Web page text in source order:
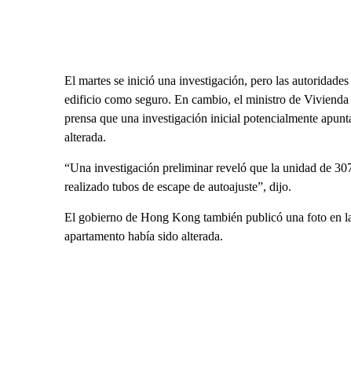
El martes se inició una investigación, pero las
edificio como seguro. En cambio, el ministro de
prensa que una investigación inicial potencialmente
alterada.
“Una investigación preliminar reveló que la unidad de
realizado tubos de escape de autoajuste”, dijo.
El gobierno de Hong Kong también publicó una foto en
apartamento había sido alterada.